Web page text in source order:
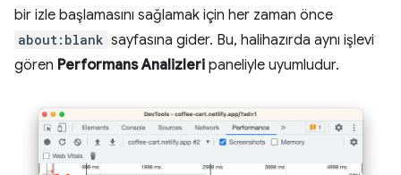
bir izle başlamasını sağlamak için her zaman önce
about:blank sayfasına gider. Bu, halihazırda aynı işlevi
gören Performans Analizleri paneliyle uyumludur.